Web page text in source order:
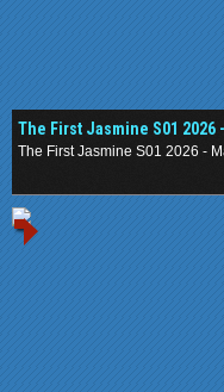
The First Jasmine S01 2026 -
Mạc Ly
The First Jasmine S01 2026 -